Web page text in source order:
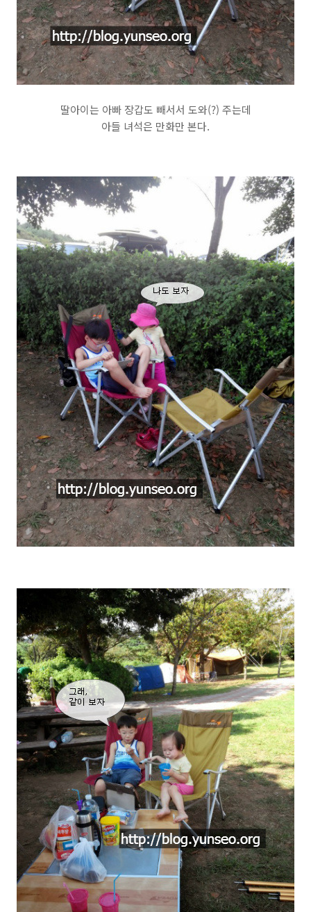
딸아이는 아빠 장갑도 빼서서 도와(?) 주는데
아들 녀석은 만화만 본다.